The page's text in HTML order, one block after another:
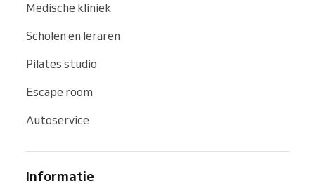
Medische kliniek
Scholen en leraren
Pilates studio
Escape room
Autoservice
Informatie